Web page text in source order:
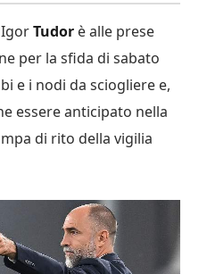
IgorTudor è alle prese
per la sfida di sabato
e i nodi da sciogliere e,
essere anticipato nella
di rito della vigilia